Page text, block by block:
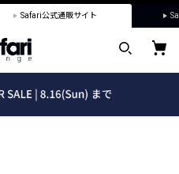
Safari公式通販サイト